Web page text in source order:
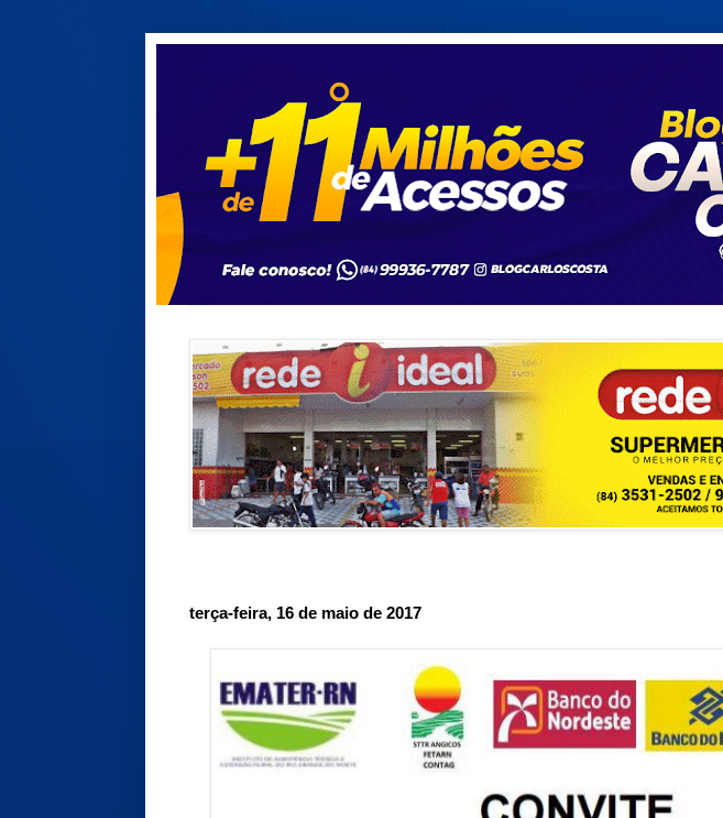
terça-feira, 16 de maio de 2017